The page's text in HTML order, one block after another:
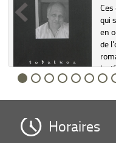
qui
en
de
le
Horaires